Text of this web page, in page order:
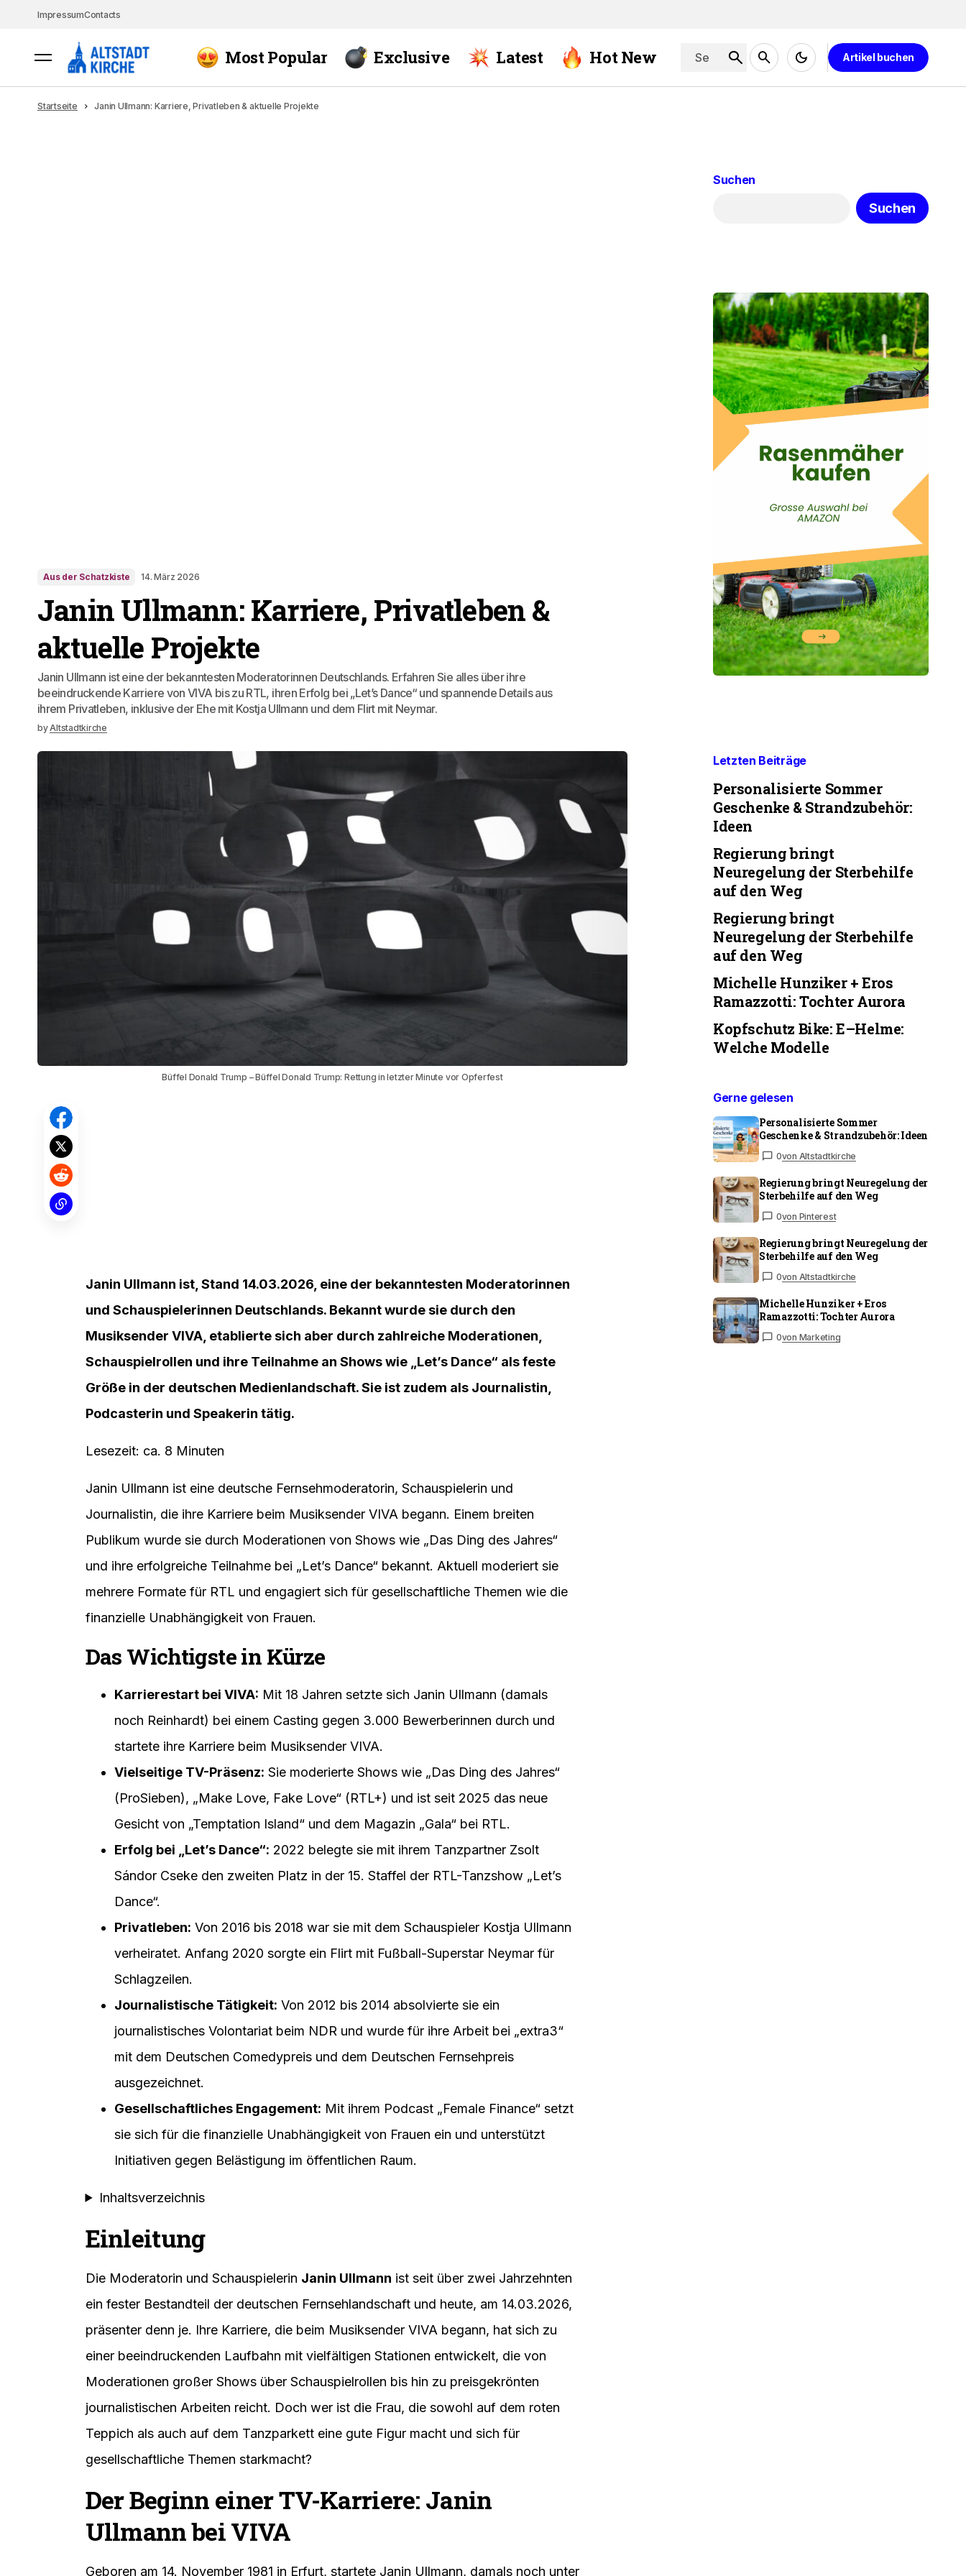
ImpressumContacts
Most Popular Exclusive Latest Hot New Artikel buchen
Startseite Janin Ullmann: Karriere, Privatleben & aktuelle Projekte
Aus der Schatzkiste 14. März 2026
Janin Ullmann: Karriere, Privatleben &
aktuelle Projekte
Janin Ullmann ist eine der bekanntesten Moderatorinnen Deutschlands. Erfahren Sie alles über ihre
beeindruckende Karriere von VIVA bis zu RTL, ihren Erfolg bei „Let’s Dance“ und spannende Details aus
ihrem Privatleben, inklusive der Ehe mit Kostja Ullmann und dem Flirt mit Neymar.
byAltstadtkirche
Büffel Donald Trump – Büffel Donald Trump: Rettung in letzter Minute vor Opferfest
Janin Ullmann ist, Stand 14.03.2026, eine der bekanntesten Moderatorinnen
und Schauspielerinnen Deutschlands. Bekannt wurde sie durch den
Musiksender VIVA, etablierte sich aber durch zahlreiche Moderationen,
Schauspielrollen und ihre Teilnahme an Shows wie „Let’s Dance“ als feste
Größe in der deutschen Medienlandschaft. Sie ist zudem als Journalistin,
Podcasterin und Speakerin tätig.
Lesezeit: ca. 8 Minuten
Janin Ullmann ist eine deutsche Fernsehmoderatorin, Schauspielerin und
Journalistin, die ihre Karriere beim Musiksender VIVA begann. Einem breiten
Publikum wurde sie durch Moderationen von Shows wie „Das Ding des Jahres“
und ihre erfolgreiche Teilnahme bei „Let’s Dance“ bekannt. Aktuell moderiert sie
mehrere Formate für RTL und engagiert sich für gesellschaftliche Themen wie die
finanzielle Unabhängigkeit von Frauen.
Das Wichtigste in Kürze
Karrierestart bei VIVA: Mit 18 Jahren setzte sich Janin Ullmann (damals
noch Reinhardt) bei einem Casting gegen 3.000 Bewerberinnen durch und
startete ihre Karriere beim Musiksender VIVA.
Vielseitige TV-Präsenz: Sie moderierte Shows wie „Das Ding des Jahres“
(ProSieben), „Make Love, Fake Love“ (RTL+) und ist seit 2025 das neue
Gesicht von „Temptation Island“ und dem Magazin „Gala“ bei RTL.
Erfolg bei „Let’s Dance“: 2022 belegte sie mit ihrem Tanzpartner Zsolt
Sándor Cseke den zweiten Platz in der 15. Staffel der RTL-Tanzshow „Let’s
Dance“.
Privatleben: Von 2016 bis 2018 war sie mit dem Schauspieler Kostja Ullmann
verheiratet. Anfang 2020 sorgte ein Flirt mit Fußball-Superstar Neymar für
Schlagzeilen.
Journalistische Tätigkeit: Von 2012 bis 2014 absolvierte sie ein
journalistisches Volontariat beim NDR und wurde für ihre Arbeit bei „extra3“
mit dem Deutschen Comedypreis und dem Deutschen Fernsehpreis
ausgezeichnet.
Gesellschaftliches Engagement: Mit ihrem Podcast „Female Finance“ setzt
sie sich für die finanzielle Unabhängigkeit von Frauen ein und unterstützt
Initiativen gegen Belästigung im öffentlichen Raum.
Inhaltsverzeichnis
Einleitung
Die Moderatorin und Schauspielerin Janin Ullmann ist seit über zwei Jahrzehnten
ein fester Bestandteil der deutschen Fernsehlandschaft und heute, am 14.03.2026,
präsenter denn je. Ihre Karriere, die beim Musiksender VIVA begann, hat sich zu
einer beeindruckenden Laufbahn mit vielfältigen Stationen entwickelt, die von
Moderationen großer Shows über Schauspielrollen bis hin zu preisgekrönten
journalistischen Arbeiten reicht. Doch wer ist die Frau, die sowohl auf dem roten
Teppich als auch auf dem Tanzparkett eine gute Figur macht und sich für
gesellschaftliche Themen starkmacht?
Der Beginn einer TV-Karriere: Janin
Ullmann bei VIVA
Geboren am 14. November 1981 in Erfurt, startete Janin Ullmann, damals noch unter
Suchen
Suchen
Letzten Beiträge
Personalisierte Sommer
Geschenke & Strandzubehör:
Ideen
Regierung bringt
Neuregelung der Sterbehilfe
auf den Weg
Regierung bringt
Neuregelung der Sterbehilfe
auf den Weg
Michelle Hunziker + Eros
Ramazzotti: Tochter Aurora
Kopfschutz Bike: E–Helme:
Welche Modelle
Gerne gelesen
Personalisierte Sommer
Geschenke & Strandzubehör: Ideen
0von Altstadtkirche
Regierung bringt Neuregelung der
Sterbehilfe auf den Weg
0von Pinterest
Regierung bringt Neuregelung der
Sterbehilfe auf den Weg
0von Altstadtkirche
Michelle Hunziker + Eros
Ramazzotti: Tochter Aurora
0von Marketing